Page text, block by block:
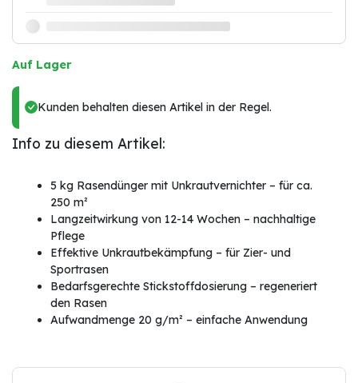
Auf Lager
Kunden behalten diesen Artikel in der Regel.
Info zu diesem Artikel:
5 kg Rasendünger mit Unkrautvernichter – für ca.
250 m²
Langzeitwirkung von 12-14 Wochen – nachhaltige
Pflege
Effektive Unkrautbekämpfung – für Zier- und
Sportrasen
Bedarfsgerechte Stickstoffdosierung – regeneriert
den Rasen
Aufwandmenge 20 g/m² – einfache Anwendung